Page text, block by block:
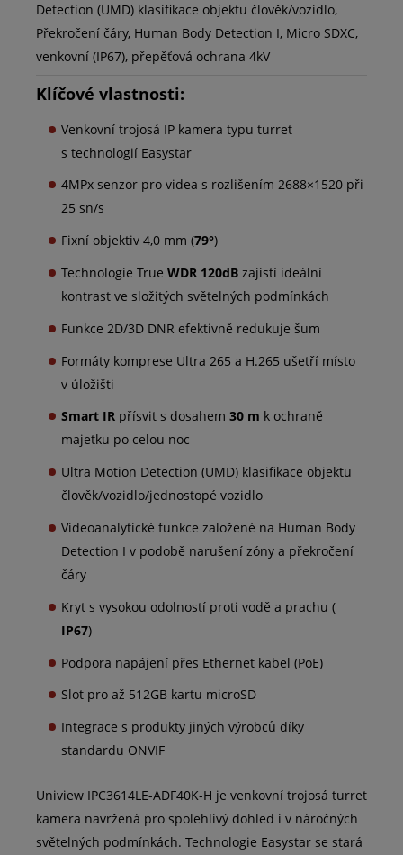
Detection (UMD) klasifikace objektu člověk/vozidlo,
Překročení čáry, Human Body Detection I, Micro SDXC,
venkovní (IP67), přepěťová ochrana 4kV
Klíčové vlastnosti:
Venkovní trojosá IP kamera typu turret
s technologií Easystar
4MPx senzor pro videa s rozlišením 2688×1520 při
25 sn/s
Fixní objektiv 4,0 mm (79°)
Technologie True WDR 120dB zajistí ideální
kontrast ve složitých světelných podmínkách
Funkce 2D/3D DNR efektivně redukuje šum
Formáty komprese Ultra 265 a H.265 ušetří místo
v úložišti
Smart IR přísvit s dosahem 30 m k ochraně
majetku po celou noc
Ultra Motion Detection (UMD) klasifikace objektu
člověk/vozidlo/jednostopé vozidlo
Videoanalytické funkce založené na Human Body
Detection I v podobě narušení zóny a překročení
čáry
Kryt s vysokou odolností proti vodě a prachu (
IP67)
Podpora napájení přes Ethernet kabel (PoE)
Slot pro až 512GB kartu microSD
Integrace s produkty jiných výrobců díky
standardu ONVIF
Uniview IPC3614LE-ADF40K-H je venkovní trojosá turret
kamera navržená pro spolehlivý dohled i v náročných
světelných podmínkách. Technologie Easystar se stará